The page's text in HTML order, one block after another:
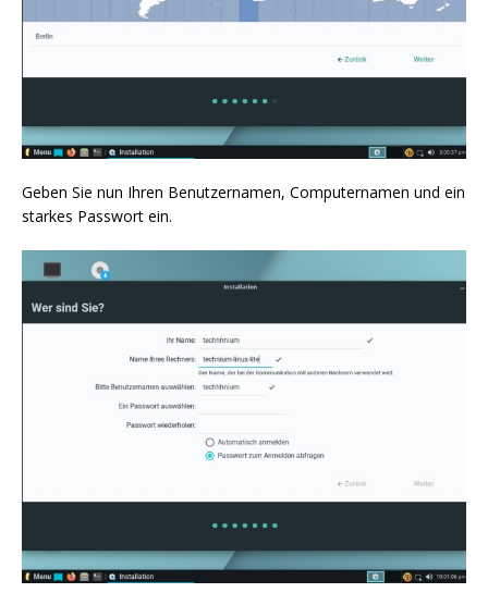
Geben Sie nun Ihren Benutzernamen, Computernamen und ein
starkes Passwort ein.